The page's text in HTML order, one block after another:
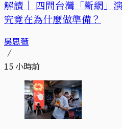
解讀｜ 四問台灣「斷網」
究竟在為什麼做準備？
吳思薇
15 小時前